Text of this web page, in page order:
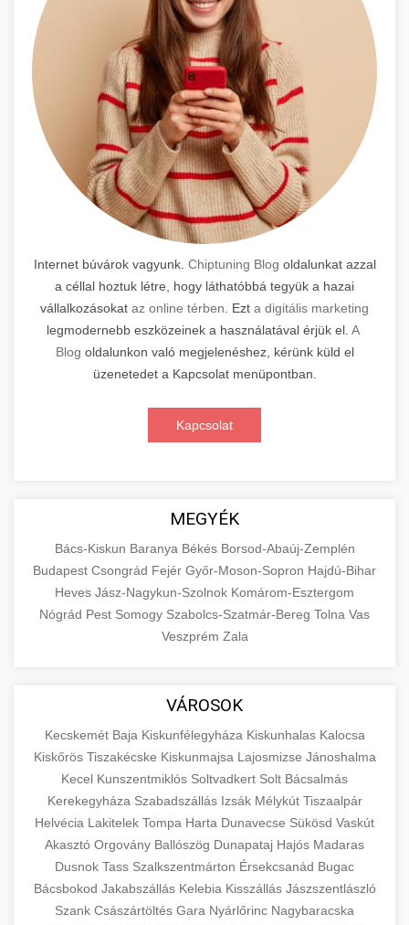
Internet búvárok vagyunk. Chiptuning Blog oldalunkat azzal
a céllal hoztuk létre, hogy láthatóbbá tegyük a hazai
vállalkozásokat az online térben . Ezt a digitális marketing
legmodernebb eszközeinek a használatával érjük el. A
Blog oldalunkon való megjelenéshez, kérünk küld el
üzenetedet a Kapcsolat menüpontban.
Kapcsolat
MEGYÉK
Bács-Kiskun Baranya Békés Borsod-Abaúj-Zemplén
Budapest Csongrád Fejér Győr-Moson-Sopron Hajdú-Bihar
Heves Jász-Nagykun-Szolnok Komárom-Esztergom
Nógrád Pest Somogy Szabolcs-Szatmár-Bereg Tolna Vas
Veszprém Zala
VÁROSOK
Kecskemét Baja Kiskunfélegyháza Kiskunhalas Kalocsa
Kiskőrös Tiszakécske Kiskunmajsa Lajosmizse Jánoshalma
Kecel Kunszentmiklós Soltvadkert Solt Bácsalmás
Kerekegyháza Szabadszállás Izsák Mélykút Tiszaalpár
Helvécia Lakitelek Tompa Harta Dunavecse Sükösd Vaskút
Akasztó Orgovány Ballószög Dunapataj Hajós Madaras
Dusnok Tass Szalkszentmárton Érsekcsanád Bugac
Bácsbokod Jakabszállás Kelebia Kisszállás Jászszentlászló
Szank Császártöltés Gara Nyárlőrinc Nagybaracska